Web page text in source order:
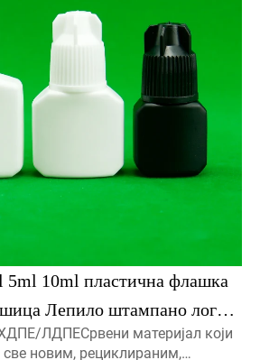
5ml 10ml пластична флашка
Лепило штампано лого
за проширење вешица
ЛДПЕСрвени материјал који
све новим, рециклираним,